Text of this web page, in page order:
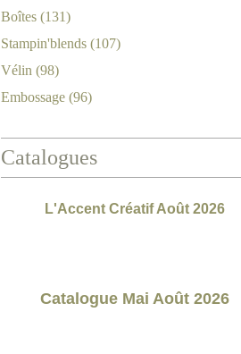
Boîtes (131)
Stampin'blends (107)
Vélin (98)
Embossage (96)
Catalogues
L'Accent Créatif Août 2026
Catalogue Mai Août 2026